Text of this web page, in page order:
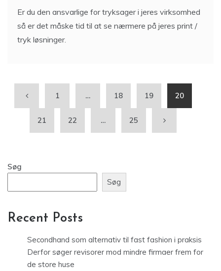
Er du den ansvarlige for tryksager i jeres virksomhed
så er det måske tid til at se nærmere på jeres print /
tryk løsninger.
1 … 18 19 20
21 22 … 25
Søg
Søg
Recent Posts
Secondhand som alternativ til fast fashion i praksis
Derfor søger revisorer mod mindre firmaer frem for
de store huse